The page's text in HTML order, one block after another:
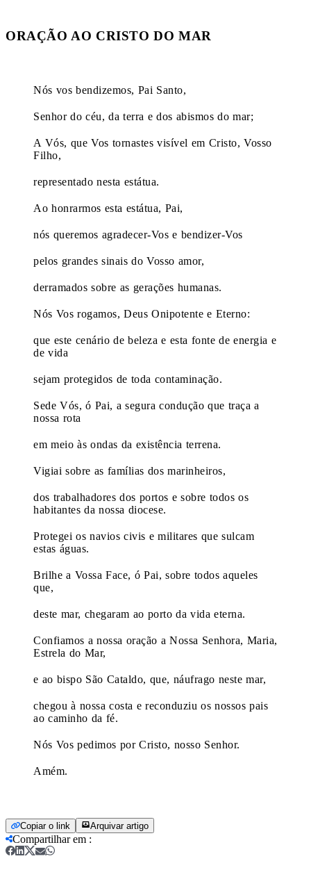
ORAÇÃO AO CRISTO DO MAR
Nós vos bendizemos, Pai Santo,
Senhor do céu, da terra e dos abismos do mar;
A Vós, que Vos tornastes visível em Cristo, Vosso
Filho,
representado nesta estátua.
Ao honrarmos esta estátua, Pai,
nós queremos agradecer-Vos e bendizer-Vos
pelos grandes sinais do Vosso amor,
derramados sobre as gerações humanas.
Nós Vos rogamos, Deus Onipotente e Eterno:
que este cenário de beleza e esta fonte de energia e
de vida
sejam protegidos de toda contaminação.
Sede Vós, ó Pai, a segura condução que traça a
nossa rota
em meio às ondas da existência terrena.
Vigiai sobre as famílias dos marinheiros,
dos trabalhadores dos portos e sobre todos os
habitantes da nossa diocese.
Protegei os navios civis e militares que sulcam
estas águas.
Brilhe a Vossa Face, ó Pai, sobre todos aqueles
que,
deste mar, chegaram ao porto da vida eterna.
Confiamos a nossa oração a Nossa Senhora, Maria,
Estrela do Mar,
e ao bispo São Cataldo, que, náufrago neste mar,
chegou à nossa costa e reconduziu os nossos pais
ao caminho da fé.
Nós Vos pedimos por Cristo, nosso Senhor.
Amém.
Copiar o link Arquivar artigo
Compartilhar em :